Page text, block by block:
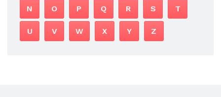
N O P Q R S T
U V W X Y Z